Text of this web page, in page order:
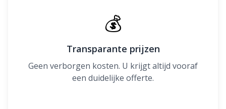
💰
Transparante prijzen
Geen verborgen kosten. U krijgt altijd vooraf
een duidelijke offerte.